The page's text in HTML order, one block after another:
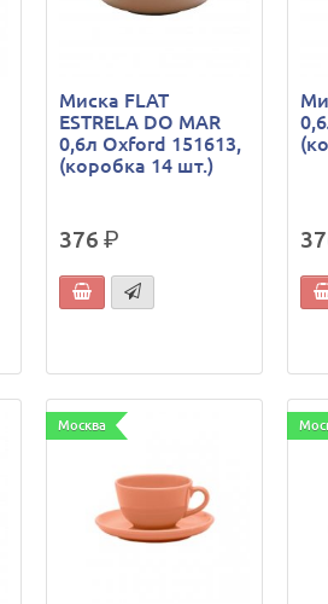
Миска FLAT
ESTRELA DO MAR
0,6л Oxford 151613,
(коробка 14 шт.)
376р.
Москва